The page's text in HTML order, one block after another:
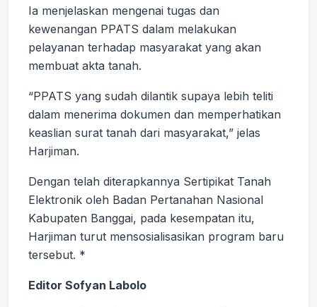
Ia menjelaskan mengenai tugas dan
kewenangan PPATS dalam melakukan
pelayanan terhadap masyarakat yang akan
membuat akta tanah.
“PPATS yang sudah dilantik supaya lebih teliti
dalam menerima dokumen dan memperhatikan
keaslian surat tanah dari masyarakat,” jelas
Harjiman.
Dengan telah diterapkannya Sertipikat Tanah
Elektronik oleh Badan Pertanahan Nasional
Kabupaten Banggai, pada kesempatan itu,
Harjiman turut mensosialisasikan program baru
tersebut. *
Editor Sofyan Labolo